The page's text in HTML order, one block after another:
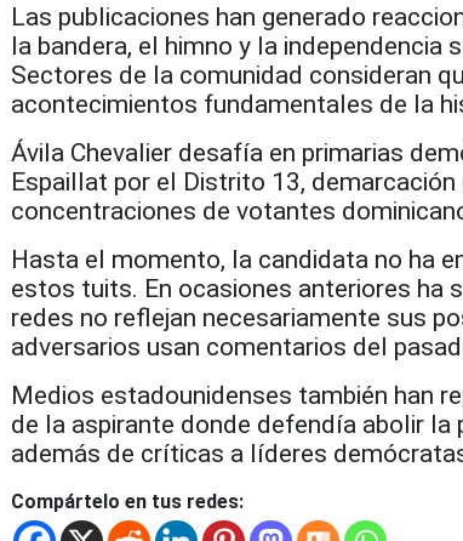
Las publicaciones han generado
la bandera, el himno y la
Sectores de la comunidad consideran
acontecimientos fundamentales de la
Ávila Chevalier desafía en primarias
Espaillat por el Distrito 13,
concentraciones de votantes
Hasta el momento, la candidata no ha
estos tuits. En ocasiones anteriores ha
redes no reflejan necesariamente sus
adversarios usan comentarios del
Medios estadounidenses también han
de la aspirante donde defendía abolir
además de críticas a líderes
Compártelo en tus redes: